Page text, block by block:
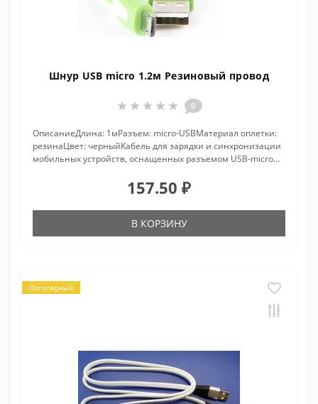
Шнур USB micro 1.2м Резиновый провод
0
ОписаниеДлина: 1мРазъем: micro-USBМатериал оплетки:
резинаЦвет: черныйКабель для зарядки и синхронизации
мобильных устройств, оснащенных разъемом USB-micro...
157.50 ₽
В КОРЗИНУ
Популярный